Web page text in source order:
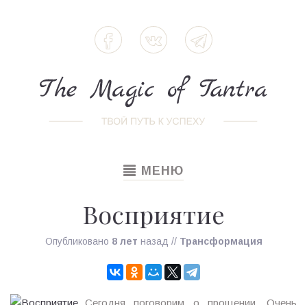
TOGGLE
МЕНЮ
Восприятие
Опубликовано 8 лет назад // Трансформация
Сегодня поговорим о прощении. Очень